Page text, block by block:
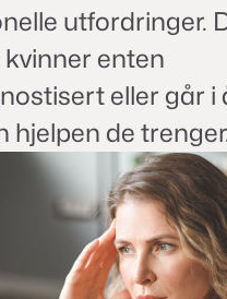
utfordringer.
enten
eller går i
hjelpen de